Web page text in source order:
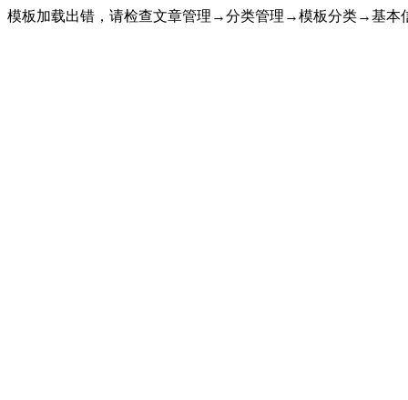
模板加载出错，请检查文章管理→分类管理→模板分类→基本